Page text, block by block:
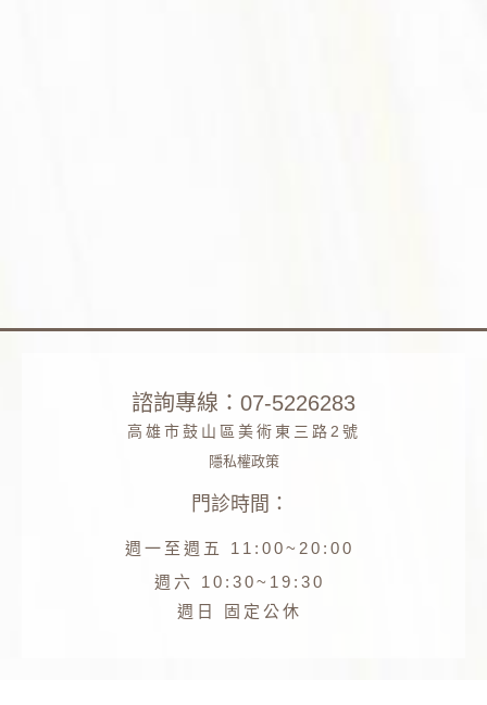
諮詢專線：07-5226283
高雄市鼓山區美術東三路2號
隱私權政策
門診時間：
週一至週五 11:00~20:00
週六 10:30~19:30
週日 固定公休